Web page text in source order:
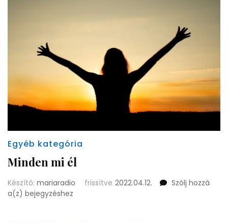
Egyéb kategória
Minden mi él
Készítő: mariaradio frissítve 2022.04.12.
Szólj hozzá
a(z) Minden
bejegyzéshez